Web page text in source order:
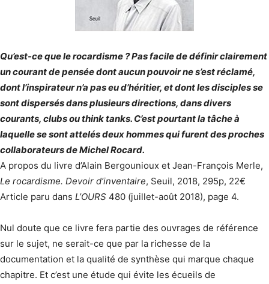
Qu’est-ce que le rocardisme ? Pas facile de définir clairement
un courant de pensée dont aucun pouvoir ne s’est réclamé,
dont l’inspirateur n’a pas eu d’héritier, et dont les disciples se
sont dispersés dans plusieurs directions, dans divers
courants, clubs ou think tanks. C’est pourtant la tâche à
laquelle se sont attelés deux hommes qui furent des proches
collaborateurs de Michel Rocard.
A propos du livre d’Alain Bergounioux et Jean-François Merle,
Le rocardisme. Devoir d’inventaire, Seuil, 2018, 295p, 22€
Article paru dans L’OURS 480 (juillet-août 2018), page 4.
Nul doute que ce livre fera partie des ouvrages de référence
sur le sujet, ne serait-ce que par la richesse de la
documentation et la qualité de synthèse qui marque chaque
chapitre. Et c’est une étude qui évite les écueils de